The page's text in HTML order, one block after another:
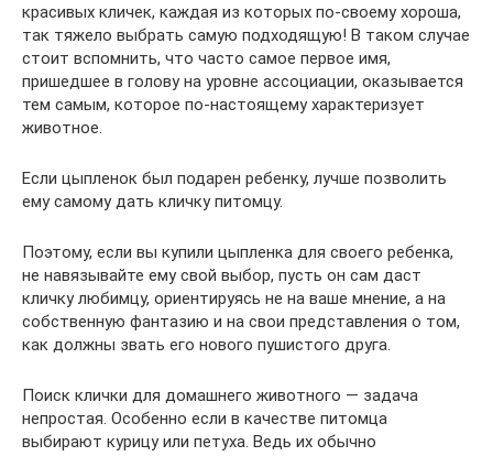
красивых кличек, каждая из которых по-своему хороша,
так тяжело выбрать самую подходящую! В таком случае
стоит вспомнить, что часто самое первое имя,
пришедшее в голову на уровне ассоциации, оказывается
тем самым, которое по-настоящему характеризует
животное.
Если цыпленок был подарен ребенку, лучше позволить
ему самому дать кличку питомцу.
Поэтому, если вы купили цыпленка для своего ребенка,
не навязывайте ему свой выбор, пусть он сам даст
кличку любимцу, ориентируясь не на ваше мнение, а на
собственную фантазию и на свои представления о том,
как должны звать его нового пушистого друга.
Поиск клички для домашнего животного — задача
непростая. Особенно если в качестве питомца
выбирают курицу или петуха. Ведь их обычно